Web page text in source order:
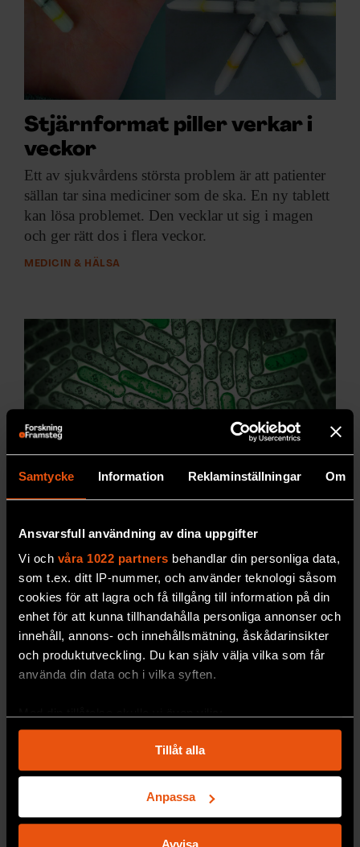
Samtycke Information Reklaminställningar Om
Ansvarsfull användning av dina uppgifter
Vi och våra 1022 partners behandlar din personliga data,
som t.ex. ditt IP-nummer, och använder teknologi såsom
cookies för att lagra och få tillgång till information på din
enhet för att kunna tillhandahålla personliga annonser och
innehåll, annons- och innehållsmätning, åskådarinsikter
och produktutveckling. Du kan själv välja vilka som får
använda din data och i vilka syften.
som kan ha en noggrannhet på upp till flera meter
Identifiera din enhet genom att aktivt skanna den
för specifika kännetecken (fingeravtryck)
Ta reda på mer om hur dina personliga uppgifter
Tillåt alla
Anpassa
Avvisa
Stjärnformat piller verkar i
veckor
Ett av sjukvårdens största problem är att patienter
sällan tar sina mediciner som de ska. En ny tablett
kan lösa problemet. Den vecklar ut sig i magen
och ger rätt dos i flera veckor.
MEDICIN & HÄLSA
Ljuset avslöjar
skräddarsydda bakterier
Ett nytt redskapska hjälpa forskarna att lättare
odla fram bakterier som är specialiserade på att
tillverka läkemedel och kemikalier.
MILJÖ & KLIMAT